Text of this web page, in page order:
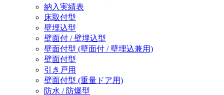
納入実績表
床取付型
壁埋込型
壁面付 / 壁埋込型
壁面付型 (壁面付 / 壁埋込兼用)
壁面付型
引き戸用
壁面付型 (重量ドア用)
防水 / 防爆型